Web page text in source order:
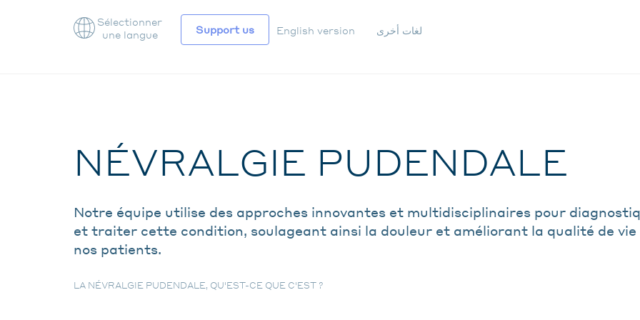
لغات أخرى English version
Support us
Sélectionner
une langue
NÉVRALGIE PUDENDALE
Notre équipe utilise des approches innovantes et multidisciplinaires pour
et traiter cette condition, soulageant ainsi la douleur et améliorant la qualité de vie
nos patients.
LA NÉVRALGIE PUDENDALE, QU'EST-CE QUE C'EST ?